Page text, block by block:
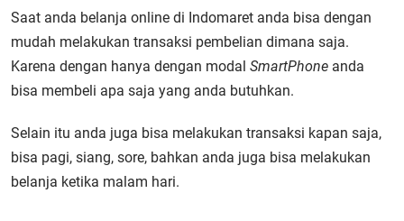
Saat anda belanja online di Indomaret anda bisa dengan
mudah melakukan transaksi pembelian dimana saja.
Karena dengan hanya dengan modal SmartPhone anda
bisa membeli apa saja yang anda butuhkan.
Selain itu anda juga bisa melakukan transaksi kapan saja,
bisa pagi, siang, sore, bahkan anda juga bisa melakukan
belanja ketika malam hari.